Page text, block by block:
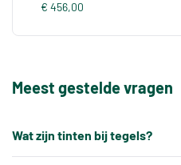
€ 456,00
Meest gestelde vragen
Wat zijn tinten bij tegels?